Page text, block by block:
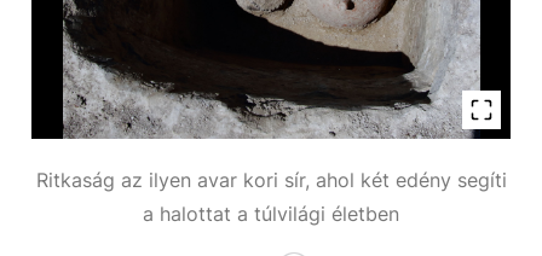
Ritkaság az ilyen avar kori sír, ahol két edény segíti
a halottat a túlvilági életben